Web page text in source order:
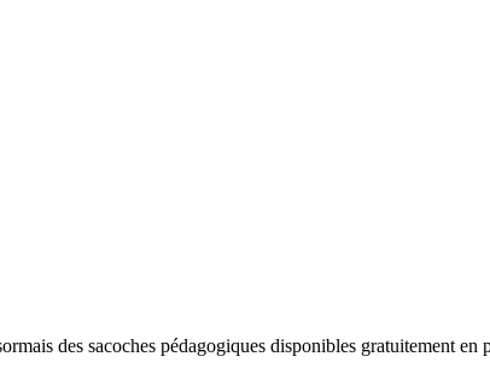
des sacoches pédagogiques disponibles gratuitement